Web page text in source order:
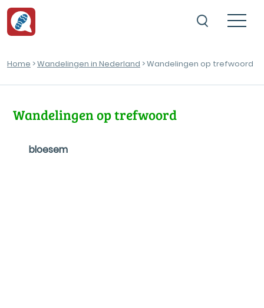
Home >Wandelingen in Nederland > Wandelingen op trefwoord
Wandelingen op trefwoord
bloesem